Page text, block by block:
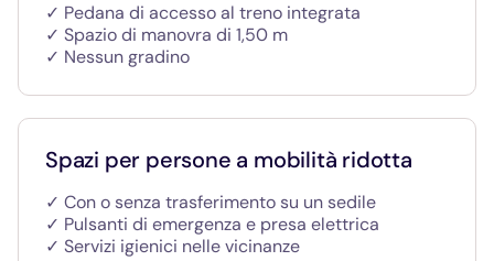
✓ Pedana di accesso al treno integrata
✓ Spazio di manovra di 1,50 m
✓ Nessun gradino
Spazi per persone a mobilità ridotta
✓ Con o senza trasferimento su un sedile
✓ Pulsanti di emergenza e presa elettrica
✓ Servizi igienici nelle vicinanze